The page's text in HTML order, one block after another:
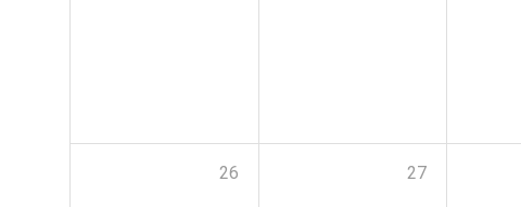
26 27